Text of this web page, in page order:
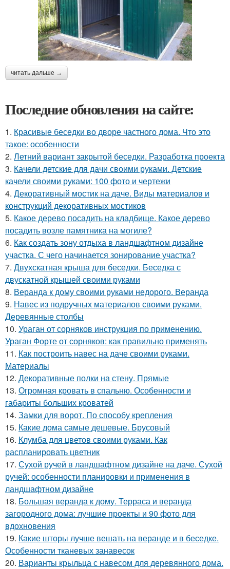
читать дальше →
Последние обновления на сайте:
1. Красивые беседки во дворе частного дома. Что это
такое: особенности
2. Летний вариант закрытой беседки. Разработка проекта
3. Качели детские для дачи своими руками. Детские
качели своими руками: 100 фото и чертежи
4. Декоративный мостик на даче. Виды материалов и
конструкций декоративных мостиков
5. Какое дерево посадить на кладбище. Какое дерево
посадить возле памятника на могиле?
6. Как создать зону отдыха в ландшафтном дизайне
участка. С чего начинается зонирование участка?
7. Двухскатная крыша для беседки. Беседка с
двускатной крышей своими руками
8. Веранда к дому своими руками недорого. Веранда
9. Навес из подручных материалов своими руками.
Деревянные столбы
10. Ураган от сорняков инструкция по применению.
Ураган Форте от сорняков: как правильно применять
11. Как построить навес на даче своими руками.
Материалы
12. Декоративные полки на стену. Прямые
13. Огромная кровать в спальню. Особенности и
габариты больших кроватей
14. Замки для ворот. По способу крепления
15. Какие дома самые дешевые. Брусовый
16. Клумба для цветов своими руками. Как
распланировать цветник
17. Сухой ручей в ландшафтном дизайне на даче. Сухой
ручей: особенности планировки и применения в
ландшафтном дизайне
18. Большая веранда к дому. Терраса и веранда
загородного дома: лучшие проекты и 90 фото для
вдохновения
19. Какие шторы лучше вешать на веранде и в беседке.
Особенности тканевых занавесок
20. Варианты крыльца с навесом для деревянного дома.